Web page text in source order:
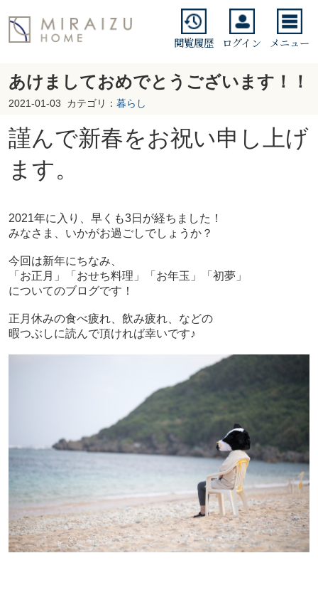
閲覧履歴 ログイン メニュー
あけましておめでとうございます！！
2021-01-03 カテゴリ： 暮らし
謹んで新春をお祝い申し上げ
ます。
2021年に入り、早くも3日が経ちました！
みなさま、いかがお過ごしでしょうか？
今回は新年にちなみ、
「お正月」「おせち料理」「お年玉」「初夢」
についてのブログです！
正月休みの食べ疲れ、飲み疲れ、 などの
暇つぶしに読んで頂ければ幸いです♪